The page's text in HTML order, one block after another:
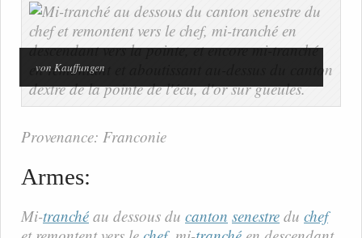
von Kauffungen
Provenance: Franconie
Armes:
Mi-tranché au dessous du canton senestre du chef